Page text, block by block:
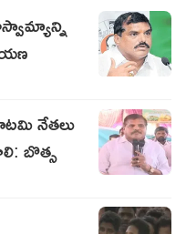
నేతలు
బొత్స